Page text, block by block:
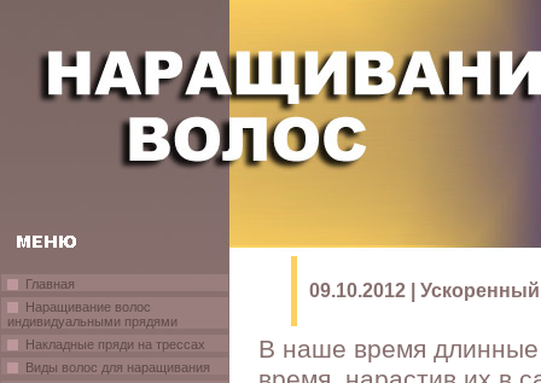
Главная
Наращивание волос
индивидуальными прядями
Накладные пряди на трессах
Виды волос для наращивания
09.10.2012 |
В наше время